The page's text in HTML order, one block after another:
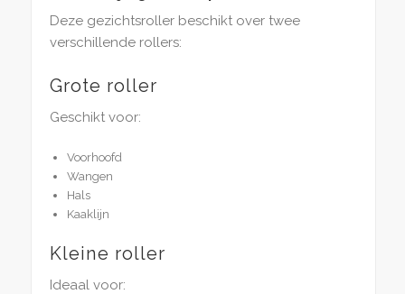
Deze gezichtsroller beschikt over twee
verschillende rollers:
Grote roller
Geschikt voor:
Voorhoofd
Wangen
Hals
Kaaklijn
Kleine roller
Ideaal voor: